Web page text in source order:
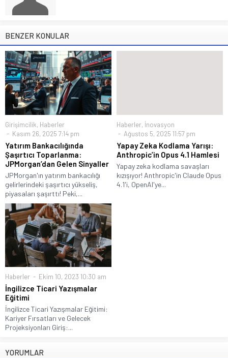
BENZER KONULAR
Girişimcilik, Haberler
Kasım 26, 2025 7:14 pm
Yatırım Bankacılığında
Şaşırtıcı Toparlanma:
JPMorgan’dan Gelen Sinyaller
JPMorgan'ın yatırım bankacılığı
gelirlerindeki şaşırtıcı yükseliş,
piyasaları şaşırttı! Peki,...
Haberler, İnovasyon
Ağustos 5, 2025 11:57 pm
Yapay Zeka Kodlama Yarışı:
Anthropic’in Opus 4.1 Hamlesi
Yapay zeka kodlama savaşları
kızışıyor! Anthropic'in Claude Opus
4.1'i, OpenAI'ye...
Haberler Ekim 10, 2023 10:30 am
İngilizce Ticari Yazışmalar
Eğitimi
İngilizce Ticari Yazışmalar Eğitimi:
Kariyer Fırsatları ve Gelecek
Projeksiyonları Giriş:...
YORUMLAR